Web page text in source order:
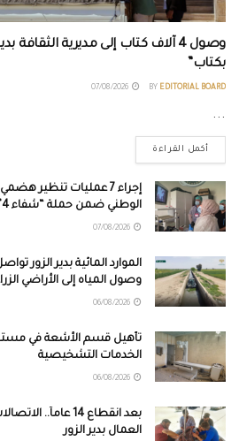
وصول 4 آلاف كتاب إلى مديرية
بكتاب”
BY EDITORIAL BOARD
...
أكمل القراءة
إجراء 7 عمليات تنظير
الوطني ضمن حملة “شفاء 4”
الموارد المائية بدير الزور
وصول المياه إلى الأراضي
تأهيل قسم الأشعة في
الخدمات التشخيصية
بعد انقطاع 14
العمال بدير الزور